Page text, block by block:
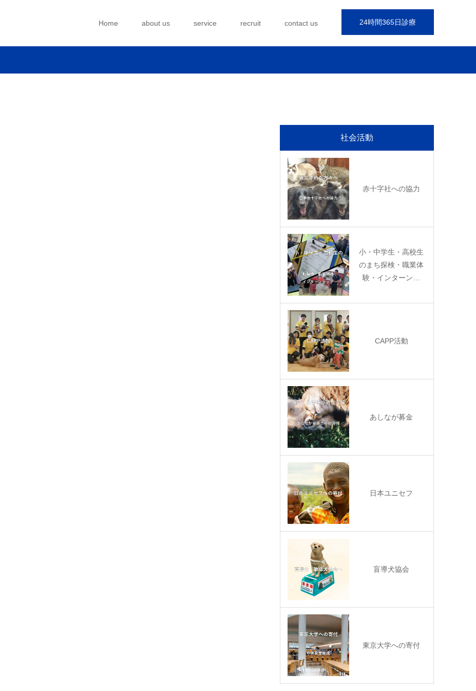
24時間365日診療
Home about us service recruit contact us
社会活動
赤十字社への協力
小・中学生・高校生
のまち探検・職業体
験・インターン…
CAPP活動
あしなが募金
日本ユニセフ
盲導犬協会
東京大学への寄付